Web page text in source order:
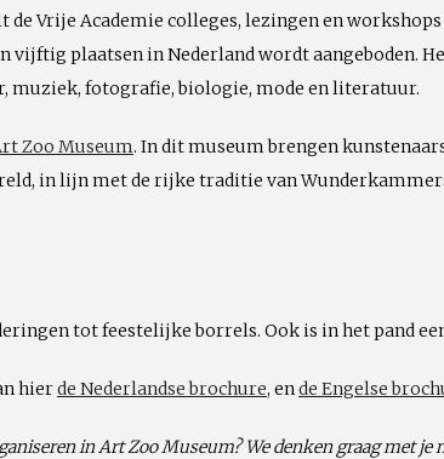
Vrije Academie colleges, lezingen en
vijftig plaatsen in Nederland wordt aangeboden.
muziek, fotografie, biologie, mode en literatuur.
Zoo Museum. In dit museum brengen
in lijn met de rijke traditie van
tot feestelijke borrels. Ook is in het pand
hierde Nederlandse brochure, ende Engelse
in Art Zoo Museum? We denken graag met je